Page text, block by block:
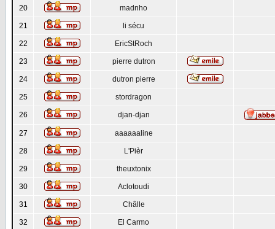
20 madnho
21 li sécu
22 EricStRoch
23 pierre dutron
24 dutron pierre
25 stordragon
26 djan-djan
27 aaaaaaline
28 L'Pièr
29 theuxtonix
30 Aclotoudi
31 Châlle
32 El Carmo